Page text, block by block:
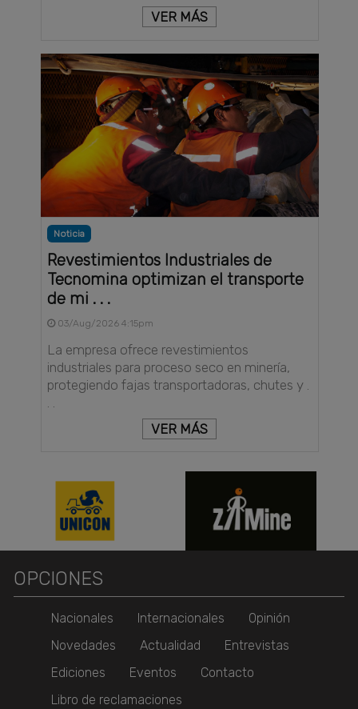
VER MÁS
Noticia
Revestimientos Industriales de
Tecnomina optimizan el transporte
de mi . . .
03/Aug/2026 4:15pm
La empresa ofrece revestimientos
industriales para proceso seco en minería,
protegiendo fajas transportadoras, chutes y .
VER MÁS
OPCIONES
Nacionales Internacionales
Opinión
Novedades
Actualidad
Entrevistas
Ediciones
Eventos
Contacto
Libro de reclamaciones